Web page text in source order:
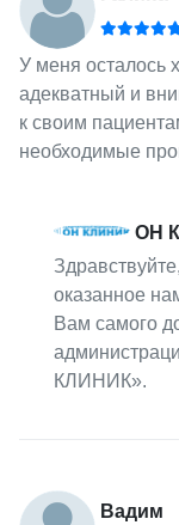
У меня осталось
адекватный и
к своим
необходимые
ОН
оказанное
Вам самого
КЛИНИК».
Вадим